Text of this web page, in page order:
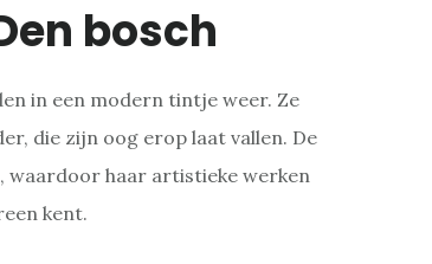
bosch
in een modern tintje weer. Ze
die zijn oog erop laat vallen. De
waardoor haar artistieke werken
kent.